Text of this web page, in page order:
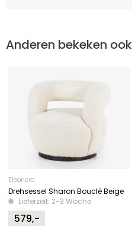
Anderen bekeken ook
Eleonora
Drehsessel Sharon Bouclé Beige
Lieferzeit: 2-3 Woche
579,-